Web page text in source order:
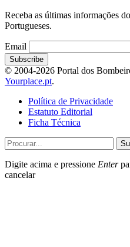
Receba as últimas informações
Portugueses.
Email
© 2004-2026 Portal dos
Yourplace.pt.
Política de Privacidade
Estatuto Editorial
Ficha Técnica
Digite acima e pressione Enter
cancelar